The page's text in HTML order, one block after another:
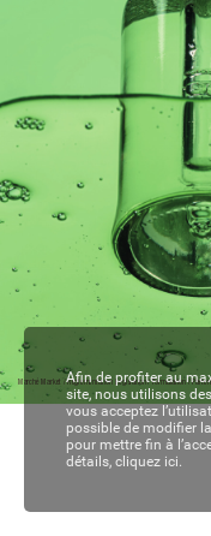
Marché Market / Réglementation Legislation / Formulation /
Afin de profiter au
site, nous utilisons
vous acceptez
possible de modifier
pour mettre fin à
détails, cliquez ici.